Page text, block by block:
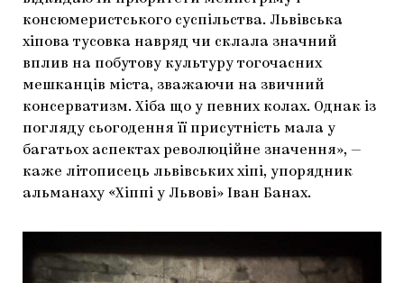
консюмеристського суспільства. Львівська
хіпова тусовка навряд чи склала значний
вплив на побутову культуру тогочасних
мешканців міста, зважаючи на звичний
консерватизм. Хіба що у певних колах. Однак із
погляду сьогодення її присутність мала у
багатьох аспектах революційне значення», —
каже літописець львівських хіпі, упорядник
альманаху «Хіппі у Львові» Іван Банах.